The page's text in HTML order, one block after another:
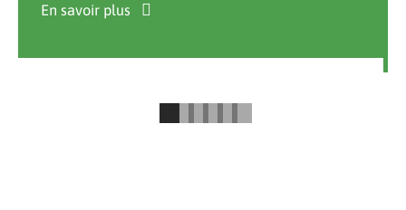
En savoir plus